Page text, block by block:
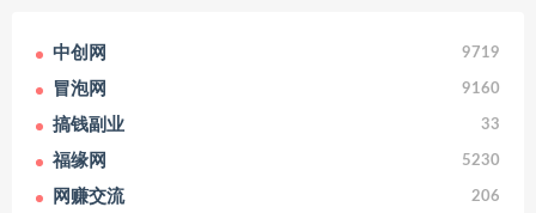
中创网 9719
冒泡网 9160
搞钱副业 33
福缘网 5230
网赚交流 206